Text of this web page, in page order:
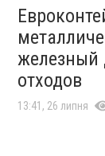
железный
отходов
13:41, 26 липня